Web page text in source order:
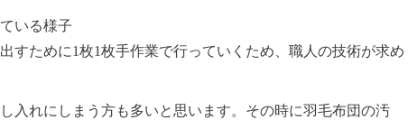
いる様子
すために1枚1枚手作業で行っていくため、職人の技術が求め
入れにしまう方も多いと思います。その時に羽毛布団の汚